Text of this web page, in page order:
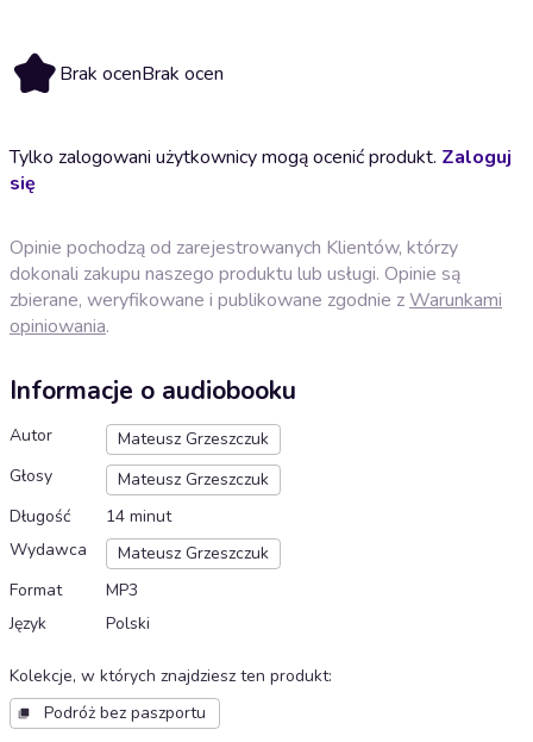
Brak ocenBrak ocen
Tylko zalogowani użytkownicy mogą ocenić produkt. Zaloguj
się
Opinie pochodzą od zarejestrowanych Klientów, którzy
dokonali zakupu naszego produktu lub usługi. Opinie są
zbierane, weryfikowane i publikowane zgodnie zWarunkami
opiniowania.
Informacje o audiobooku
Autor
Mateusz Grzeszczuk
Głosy
Mateusz Grzeszczuk
Długość
14 minut
Wydawca
Mateusz Grzeszczuk
Format
MP3
Język
Polski
Kolekcje, w których znajdziesz ten produkt:
Podróż bez paszportu